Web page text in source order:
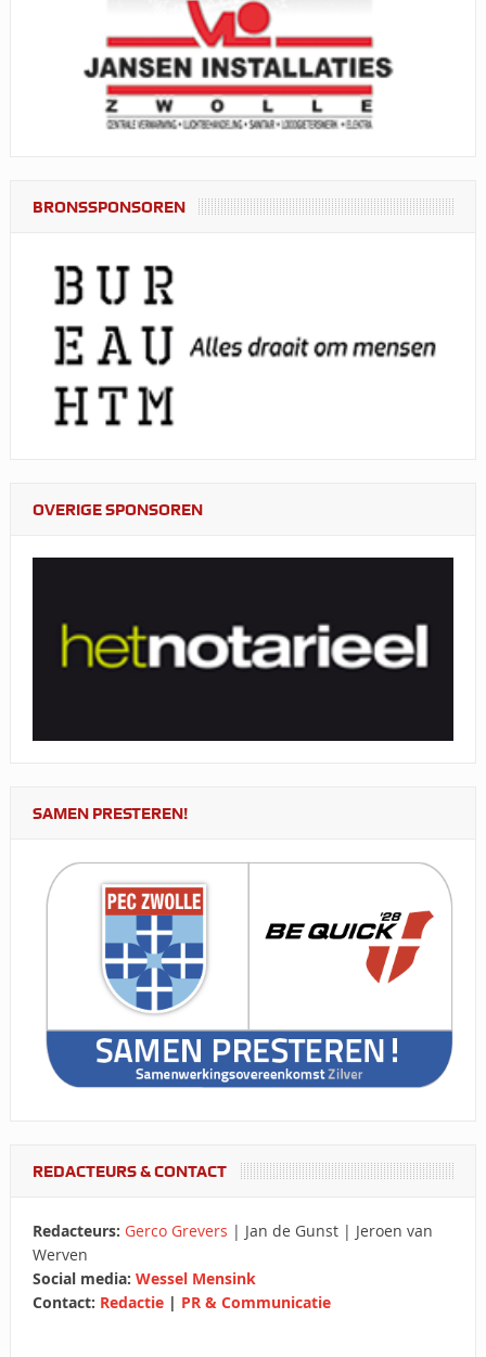
BRONSSPONSOREN
OVERIGE SPONSOREN
SAMEN PRESTEREN!
REDACTEURS & CONTACT
Redacteurs: Gerco Grevers | Jan de Gunst | Jeroen van
Werven
Social media: Wessel Mensink
Contact: Redactie| PR & Communicatie